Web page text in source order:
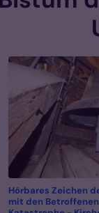
Hörbares Zeichen
mit den